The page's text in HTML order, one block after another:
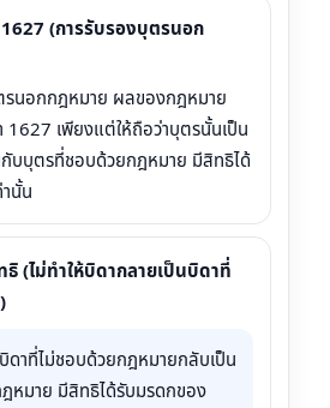
(การรับรองบุตรนอก
รนอกกฎหมาย ผลของกฎหมาย
1627 เพียงแต่ให้ถือว่าบุตรนั้นเป็น
บบุตรที่ชอบด้วยกฎหมาย มีสิทธิได้
นั้น
(ไม่ทำให้บิดากลายเป็นบิดาที่
ดาที่ไม่ชอบด้วยกฎหมายกลับเป็น
หมาย มีสิทธิได้รับมรดกของ